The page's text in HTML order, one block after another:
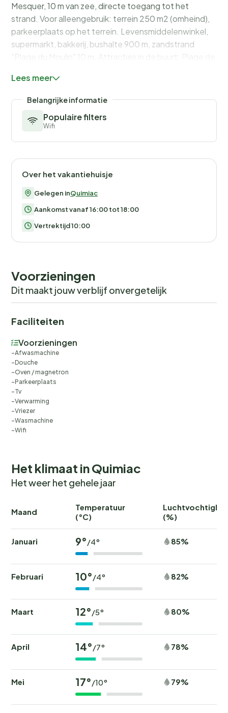
Mesquer, 10 m van zee, directe toegang tot het
strand. Voor alleengebruik: terrein 250 m2 (omheind),
parkeerplaats op het terrein. Levensmiddelenwinkel,
supermarkt, bakkerij, bushalte 900 m, zandstrand
"Plage du Moulin" 10 m. Attracties in de buurt: Plage de
Mer 7 km, Guérande 11 km, St Lyphard-Parc régional de
Brière 18 km, La Baule 21 km. Wandelgebied GR34-
sentier côtier 3 m.
Lees meer
Belangrijke informatie
Populaire filters
Wifi
Over het vakantiehuisje
Gelegen inQuimiac
Aankomst vanaf 16:00 tot 18:00
Vertrektijd 10:00
Voorzieningen
Dit maakt jouw verblijf onvergetelijk
Faciliteiten
Voorzieningen
Afwasmachine
Douche
Oven / magnetron
Parkeerplaats
Tv
Verwarming
Vriezer
Wasmachine
Wifi
Het klimaat in Quimiac
Het weer het gehele jaar
Maand
Temperatuur
(°C)
(%)
Januari 9°/4° 85%
Februari 10°/4° 82%
Maart 12°/5° 80%
April 14°/7° 78%
Mei 17°/10° 79%